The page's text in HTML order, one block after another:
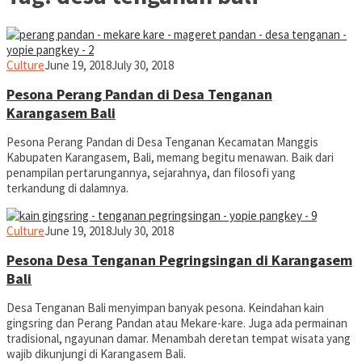
Cultureyopiefranz
June 19, 2018July 30, 2018
Pesona Perang Pandan di Desa Tenganan
Karangasem Bali
Pesona Perang Pandan di Desa Tenganan Kecamatan Manggis
Kabupaten Karangasem, Bali, memang begitu menawan. Baik dari
penampilan pertarungannya, sejarahnya, dan filosofi yang
terkandung di dalamnya.
Cultureyopiefranz
June 19, 2018July 30, 2018
Pesona Desa Tenganan Pegringsingan di Karangasem
Bali
Desa Tenganan Bali menyimpan banyak pesona. Keindahan kain
gingsring dan Perang Pandan atau Mekare-kare. Juga ada permainan
tradisional, ngayunan damar. Menambah deretan tempat wisata yang
wajib dikunjungi di Karangasem Bali.